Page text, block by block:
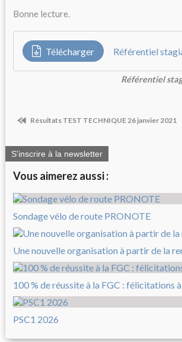
Bonne lecture.
Télécharger Référentiel
Référentiel
Résultats TEST TECHNIQUE 26 janvier 2021
S'inscrire à la newsletter
Vous aimerez aussi :
Sondage vélo de route PRONOTE
Une nouvelle organisation à partir de la
100 % de réussite à la FGC : félicitations
PSC1 2026